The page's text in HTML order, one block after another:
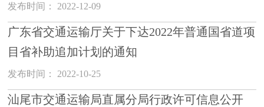
发布时间： 2022-12-09
广东省交通运输厅关于下达2022年普通国省道项
目省补助追加计划的通知
发布时间： 2022-10-25
汕尾市交通运输局直属分局行政许可信息公开